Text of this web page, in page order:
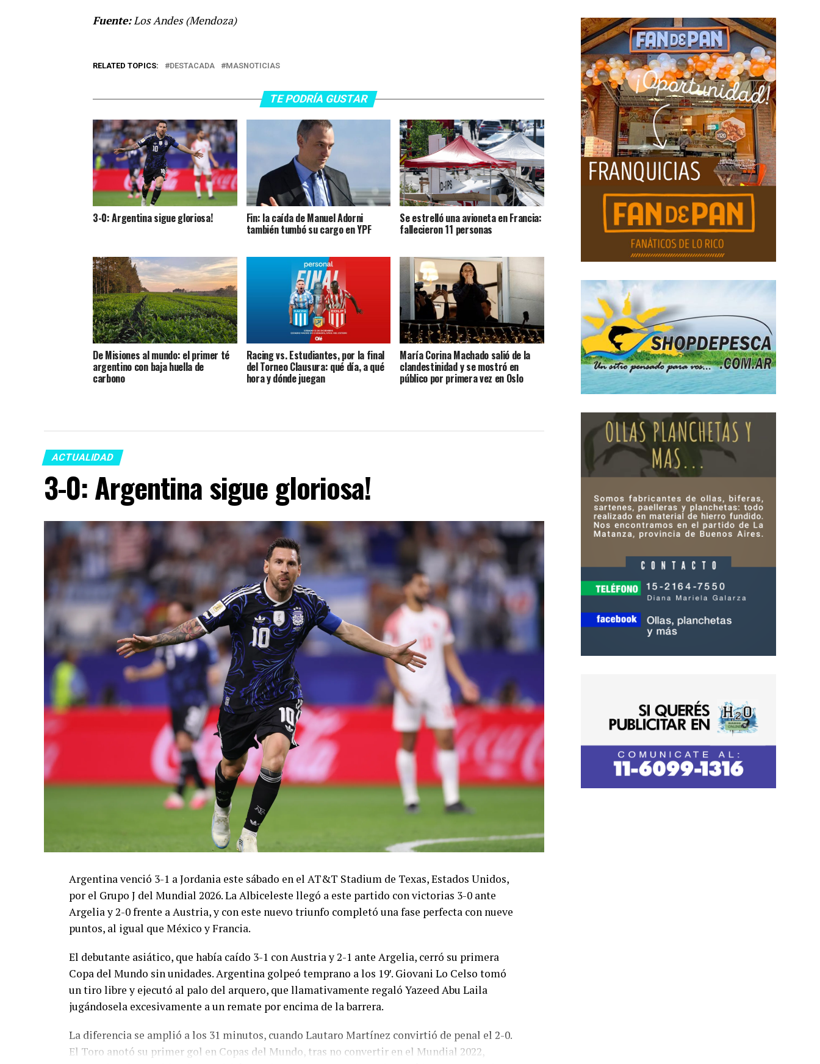
Fuente:Los Andes (Mendoza)
RELATED TOPICS: DESTACADA MASNOTICIAS
TE PODRÍA GUSTAR
3-0: Argentina sigue gloriosa! Fin: la caída de Manuel Adorni
también tumbó su cargo en YPF
Se estrelló una avioneta en Francia:
fallecieron 11 personas
De Misiones al mundo: el primer té
argentino con baja huella de
carbono
Racing vs. Estudiantes, por la final
del Torneo Clausura: qué día, a qué
hora y dónde juegan
María Corina Machado salió de la
clandestinidad y se mostró en
público por primera vez en Oslo
ACTUALIDAD
3-0: Argentina sigue gloriosa!
Argentina venció 3-1 a Jordania este sábado en el AT&T Stadium de Texas, Estados Unidos,
por el Grupo J del Mundial 2026. La Albiceleste llegó a este partido con victorias 3-0 ante
Argelia y 2-0 frente a Austria, y con este nuevo triunfo completó una fase perfecta con nueve
puntos, al igual que México y Francia.
El debutante asiático, que había caído 3-1 con Austria y 2-1 ante Argelia, cerró su primera
Copa del Mundo sin unidades. Argentina golpeó temprano a los 19′. Giovani Lo Celso tomó
un tiro libre y ejecutó al palo del arquero, que llamativamente regaló Yazeed Abu Laila
jugándosela excesivamente a un remate por encima de la barrera.
La diferencia se amplió a los 31 minutos, cuando Lautaro Martínez convirtió de penal el 2-0.
El Toro anotó su primer gol en Copas del Mundo, tras no convertir en el Mundial 2022,